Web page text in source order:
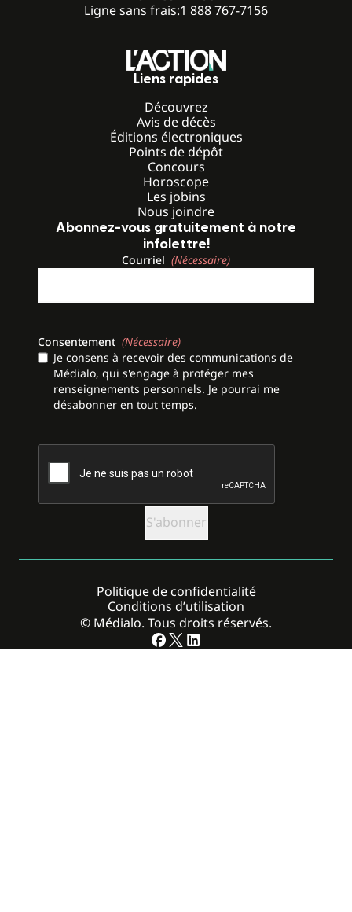
Ligne sans frais:1 888 767-7156
Liens rapides
Découvrez
Avis de décès
Éditions électroniques
Points de dépôt
Concours
Horoscope
Les jobins
Nous joindre
Abonnez-vous gratuitement à notre
infolettre!
Courriel (Nécessaire)
Consentement (Nécessaire)
Je consens à recevoir des communications de
Médialo, qui s'engage à protéger mes
renseignements personnels. Je pourrai me
désabonner en tout temps.
CAPTCHA
© Médialo. Tous droits réservés.
Politique de confidentialité
Conditions d’utilisation